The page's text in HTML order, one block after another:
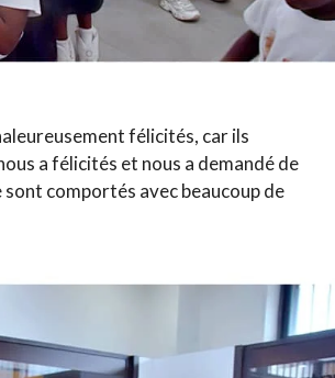
félicités, car ils
a félicités et nous a demandé de
sont comportés avec beaucoup de